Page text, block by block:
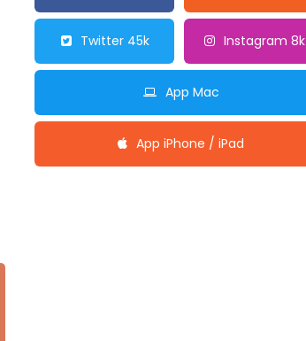
Twitter 45k Instagram 8k
App Mac
App iPhone / iPad